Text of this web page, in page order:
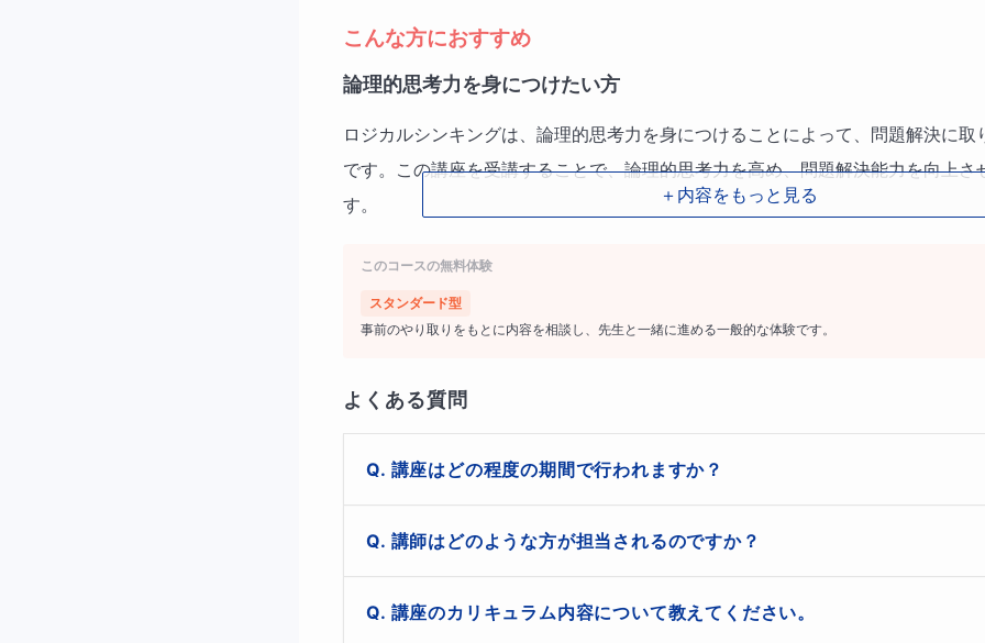
こんな方におすすめ
論理的思考力を身につけたい方
ロジカルシンキングは、論理的思考力を身につけることによって、問題解決に取
です。この講座を受講することで、論理的思考力を高め、問題解決能力を向上さ
す。
将来的に大学院へ進学する方
とで、大学院での研究に必要なスキルを身につけることができます。
ロジカルシンキングは、海外での学術研究やビジネス活動において非常に重要な
座を受講することで、正確で論理的な思考力を身につけ、海外での活動に役立て
＋内容をもっと見る
このコースの無料体験
スタンダード型
事前のやり取りをもとに内容を相談し、先生と一緒に進める一般的な体験です。
よくある質問
講座はどの程度の期間で行われますか？
講座は、1回あたり1時間から2時間程度で、総合的なカリキュラムを構成しています。
講座の期間は、具体的なプログラム内容や目的によって異なるため、一概に言えませ
的には、ロジカルシンキングの基礎を身につけるための講座であれば、1年程度の期
います。
講師はどのような方が担当されるのですか？
講師は、日本育ちでありながら、米国の教育系大学院で学んでいる現役の大学院生が
でのコミュニケーションにも対応可能で、質問や相談にも柔軟に対応いたします。
講座のカリキュラム内容について教えてください。